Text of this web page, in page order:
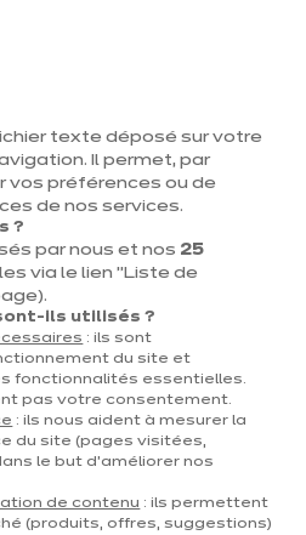
magasins
Prendre
rendez-vous
du site
budget
à la télé
texte déposé sur votre
Il permet, par
vos préférences ou de
de nos services.
?
par nous et nos 25
via le lien "Liste de
ils utilisés ?
: ils sont
du site et
fonctionnalités essentielles.
pas votre consentement.
: ils nous aident à mesurer la
du site (pages visitées,
le but d’améliorer nos
de contenu : ils permettent
(produits, offres, suggestions)